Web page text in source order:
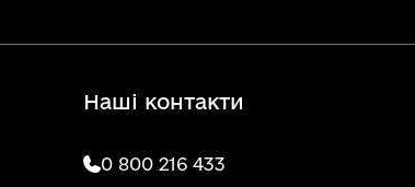
Наші контакти
0 800 216 433